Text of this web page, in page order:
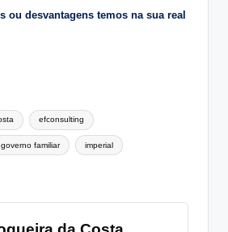
ou desvantagens temos na sua real
efconsulting
governo familiar imperial